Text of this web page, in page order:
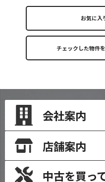
お気に入
会社案内
店舗案内
中古を買っ